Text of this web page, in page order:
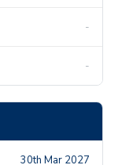
-
-
30th Mar 2027